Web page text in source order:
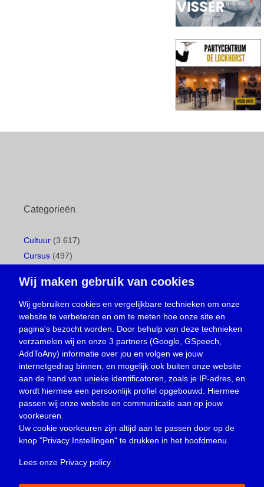
Categorieën
Cultuur (3.617)
Cursus (497)
Gemeentepagina(104)
Ingezonden brief(538)
Media(156)
Nieuws (23.329)
Oproep(734)
Overlijden(39)
Podcast(18)
prijsvraag (5)
Religie (1.438)
Service(226)
Wij maken gebruik van cookies
Wij gebruiken cookies en vergelijkbare technieken om onze
website te verbeteren en om te meten hoe onze site en
pagina's bezocht worden. Door behulp van deze technieken
verzamelen wij en onze 3 partners (Google, GSpeech,
AddToAny) informatie over jou en volgen we jouw
internetgedrag binnen, en mogelijk ook buiten onze website
aan de hand van unieke identificatoren, zoals je IP-adres, en
wordt hiermee een persoonlijk profiel opgebouwd. Hiermee
passen wij onze website en communicatie aan op jouw
voorkeuren.
Uw cookie voorkeuren zijn altijd aan te passen door op de
knop "Privacy Instellingen" te drukken in het hoofdmenu.
Lees onze Privacy policy |